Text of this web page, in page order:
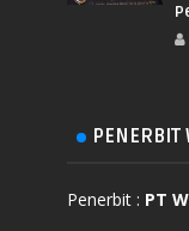
PENERBIT
Penerbit : PT